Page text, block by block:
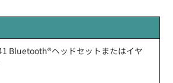
Bluetooth®ヘッドセットまたはイヤ